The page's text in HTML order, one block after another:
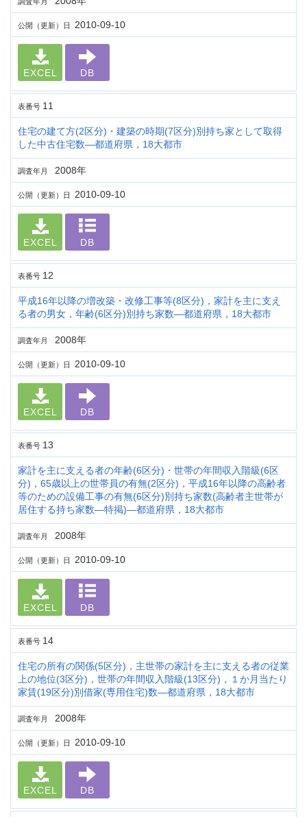
公開（更新）日 2010-09-10
EXCEL DB
表番号 11
住宅の建て方(2区分)・建築の時期(7区分)別持ち家として取得
した中古住宅数―都道府県，18大都市
調査年月 2008年
公開（更新）日 2010-09-10
EXCEL DB
表番号 12
平成16年以降の増改築・改修工事等(8区分)，家計を主に支え
る者の男女，年齢(6区分)別持ち家数―都道府県，18大都市
調査年月 2008年
公開（更新）日 2010-09-10
EXCEL DB
表番号 13
家計を主に支える者の年齢(6区分)・世帯の年間収入階級(6区
分)，65歳以上の世帯員の有無(2区分)，平成16年以降の高齢者
等のための設備工事の有無(6区分)別持ち家数(高齢者主世帯が
居住する持ち家数―特掲)―都道府県，18大都市
調査年月 2008年
公開（更新）日 2010-09-10
EXCEL DB
表番号 14
住宅の所有の関係(5区分)，主世帯の家計を主に支える者の従業
上の地位(3区分)，世帯の年間収入階級(13区分)，１か月当たり
家賃(19区分)別借家(専用住宅)数―都道府県，18大都市
調査年月 2008年
公開（更新）日 2010-09-10
EXCEL DB